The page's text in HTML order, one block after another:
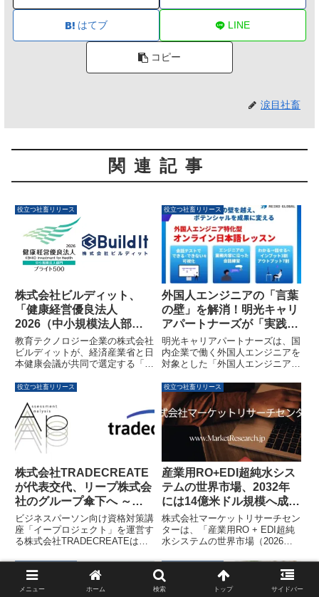
はてブ LINE
コピー
涙目社畜
関連記事
役立つ社畜リリース
株式会社ビルディット、
「健康経営優良法人
2026（中小規模法人部
門）ブライト500」に認定
教育テクノロジー企業の株式会社
ビルディットが、経済産業省と日
本健康会議が共同で選定する「健
法人部門）」において、上位500
500」に認定されました。フルリ
モート移行後の課題を乗り越え、
従業員の心身の健康を重視した取
り組みとその成果、今後の展開に
ついて紹介します。
役立つ社畜リリース
外国人エンジニアの「言葉
の壁」を解消！明光キャリ
アパートナーズが「実践日
本語レッスン」をリリース
明光キャリアパートナーズは、国
内企業で働く外国人エンジニアを
対象とした「外国人エンジニア特
始しました。本レッスンは、IT実
務に即したアウトプット重視のカ
リキュラムと効果測定により、コ
ミュニケーション不全の解消を目
指します。
役立つ社畜リリース
株式会社TRADECREATE
が代表交代、リープ株式会
社のグループ傘下へ ～人
材育成サービス「イープロ
ジェクト」を強化～
ビジネスパーソン向け資格対策講
座「イープロジェクト」を運営す
る株式会社TRADECREATEは、
長が交代し、堀貴史氏が就任する
ことを発表しました。また、
2026年6月1日付でリープ株式会
役立つ社畜リリース
産業用RO+EDI超純水シス
テムの世界市場、2032年
には14億米ドル規模へ成長
予測
株式会社マーケットリサーチセン
ターは、「産業用RO + EDI超純
水システムの世界市場（2026年
ートを発表しました。このレポー
トによると、市場は2025年の10
億1,800万米ドルから2032年には
メニュー ホーム 検索 トップ サイドバー